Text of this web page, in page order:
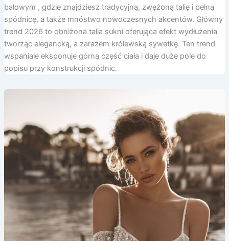
balowym , gdzie znajdziesz tradycyjną, zwężoną talię i pełną
spódnicę, a także mnóstwo nowoczesnych akcentów. Główny
trend 2026 to obniżona talia sukni oferująca efekt wydłużenia
tworząc elegancką, a zarazem królewską sywetkę. Ten trend
wspaniale eksponuje górną część ciała i daje duże pole do
popisu przy konstrukcji spódnic.